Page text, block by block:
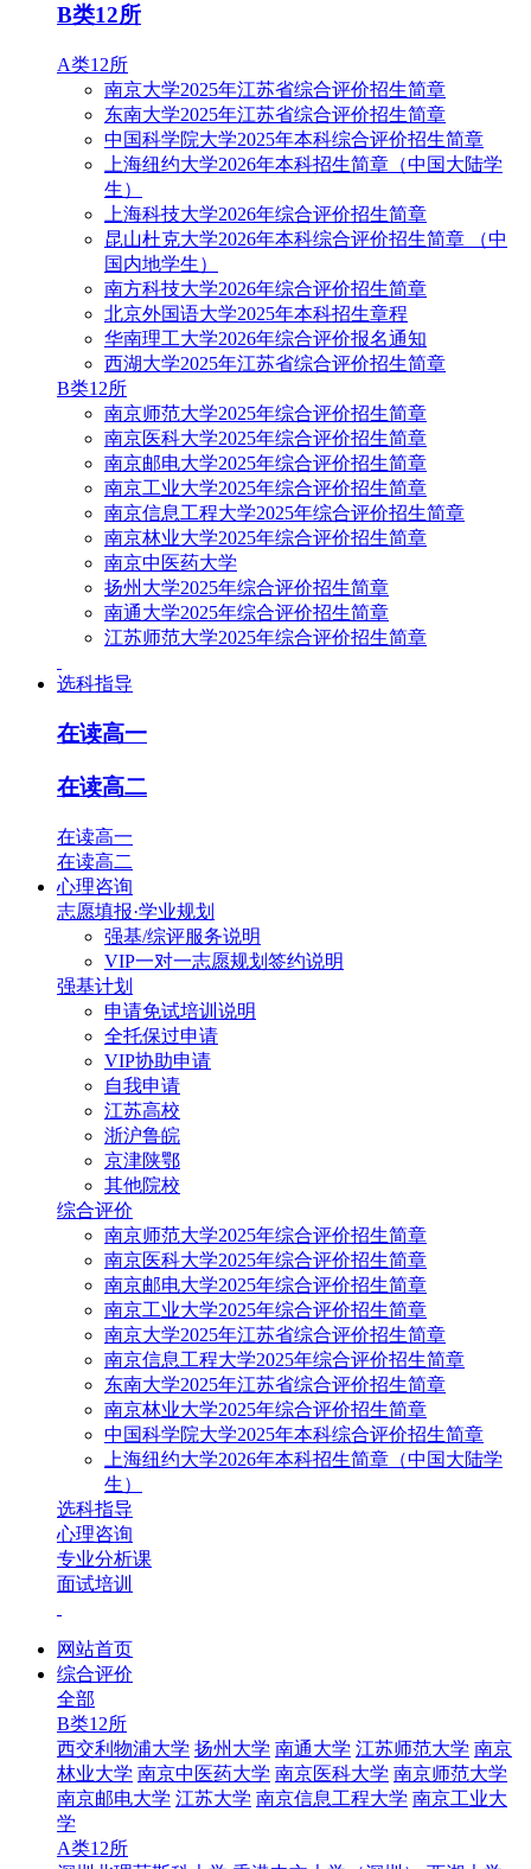
B类12所
A类12所
南京大学2025年江苏省综合评价招生简章
东南大学2025年江苏省综合评价招生简章
中国科学院大学2025年本科综合评价招生简章
上海纽约大学2026年本科招生简章（中国大陆学
生）
上海科技大学2026年综合评价招生简章
昆山杜克大学2026年本科综合评价招生简章 （中
国内地学生）
南方科技大学2026年综合评价招生简章
北京外国语大学2025年本科招生章程
华南理工大学2026年综合评价报名通知
西湖大学2025年江苏省综合评价招生简章
B类12所
南京师范大学2025年综合评价招生简章
南京医科大学2025年综合评价招生简章
南京邮电大学2025年综合评价招生简章
南京工业大学2025年综合评价招生简章
南京信息工程大学2025年综合评价招生简章
南京林业大学2025年综合评价招生简章
南京中医药大学
扬州大学2025年综合评价招生简章
南通大学2025年综合评价招生简章
江苏师范大学2025年综合评价招生简章
选科指导
在读高一
在读高二
在读高一
在读高二
心理咨询
志愿填报·学业规划
强基/综评服务说明
VIP一对一志愿规划签约说明
强基计划
申请免试培训说明
全托保过申请
VIP协助申请
自我申请
江苏高校
浙沪鲁皖
京津陕鄂
其他院校
综合评价
南京师范大学2025年综合评价招生简章
南京医科大学2025年综合评价招生简章
南京邮电大学2025年综合评价招生简章
南京工业大学2025年综合评价招生简章
南京大学2025年江苏省综合评价招生简章
南京信息工程大学2025年综合评价招生简章
东南大学2025年江苏省综合评价招生简章
南京林业大学2025年综合评价招生简章
中国科学院大学2025年本科综合评价招生简章
上海纽约大学2026年本科招生简章（中国大陆学
生）
选科指导
心理咨询
专业分析课
面试培训
网站首页
综合评价
全部
B类12所
西交利物浦大学 扬州大学 南通大学 江苏师范大学 南京
林业大学 南京中医药大学 南京医科大学 南京师范大学
南京邮电大学 江苏大学 南京信息工程大学 南京工业大
学
A类12所